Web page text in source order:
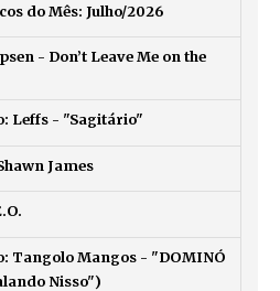
do Mês: Julho/2026
- Don’t Leave Me on the
Leffs - "Sagitário"
James
Tangolo Mangos - "DOMINÓ
Nisso")